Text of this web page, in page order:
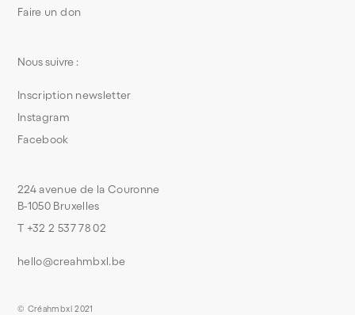
Faire un don
224 avenue de la Couronne
B-1050 Bruxelles
T +32 2 537 78 02
hello@creahmbxl.be
Nous suivre :
Inscription newsletter
Instagram
Facebook
© Créahmbxl 2021